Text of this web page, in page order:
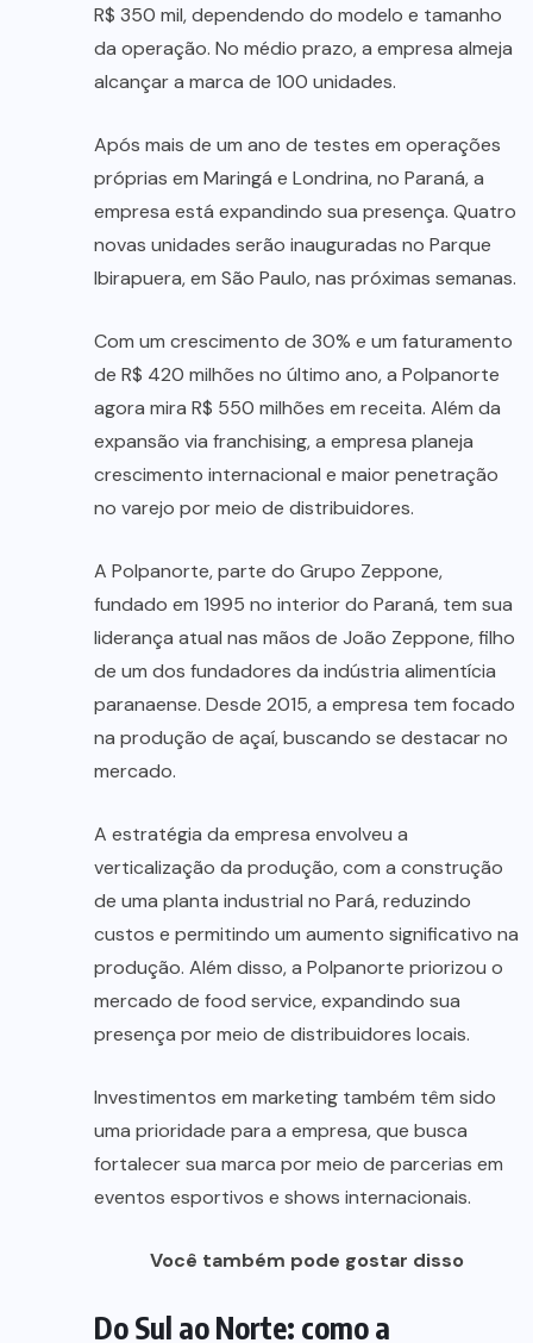
R$ 350 mil, dependendo do modelo e tamanho
da operação. No médio prazo, a empresa almeja
alcançar a marca de 100 unidades.
Após mais de um ano de testes em operações
próprias em Maringá e Londrina, no Paraná, a
empresa está expandindo sua presença. Quatro
novas unidades serão inauguradas no Parque
Ibirapuera, em São Paulo, nas próximas semanas.
Com um crescimento de 30% e um faturamento
de R$ 420 milhões no último ano, a Polpanorte
agora mira R$ 550 milhões em receita. Além da
expansão via franchising, a empresa planeja
crescimento internacional e maior penetração
no varejo por meio de distribuidores.
A Polpanorte, parte do Grupo Zeppone,
fundado em 1995 no interior do Paraná, tem sua
liderança atual nas mãos de João Zeppone, filho
de um dos fundadores da indústria alimentícia
paranaense. Desde 2015, a empresa tem focado
na produção de açaí, buscando se destacar no
mercado.
A estratégia da empresa envolveu a
verticalização da produção, com a construção
de uma planta industrial no Pará, reduzindo
custos e permitindo um aumento significativo na
produção. Além disso, a Polpanorte priorizou o
mercado de food service, expandindo sua
presença por meio de distribuidores locais.
Investimentos em marketing também têm sido
uma prioridade para a empresa, que busca
fortalecer sua marca por meio de parcerias em
eventos esportivos e shows internacionais.
Você também pode gostar disso
Do Sul ao Norte: como a